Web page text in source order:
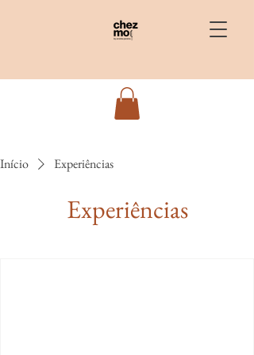
Início Experiências
Experiências